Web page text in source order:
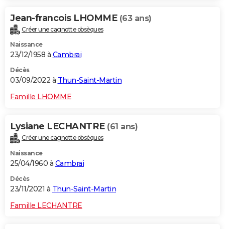
Jean-francois LHOMME (63 ans)
Créer une cagnotte obsèques
Naissance
23/12/1958 à Cambrai
Décès
03/09/2022 à Thun-Saint-Martin
Famille LHOMME
Lysiane LECHANTRE (61 ans)
Créer une cagnotte obsèques
Naissance
25/04/1960 à Cambrai
Décès
23/11/2021 à Thun-Saint-Martin
Famille LECHANTRE